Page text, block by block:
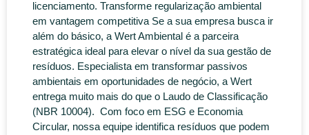
licenciamento. Transforme regularização ambiental
em vantagem competitiva Se a sua empresa busca ir
além do básico, a Wert Ambiental é a parceira
estratégica ideal para elevar o nível da sua gestão de
resíduos. Especialista em transformar passivos
ambientais em oportunidades de negócio, a Wert
entrega muito mais do que o Laudo de Classificação
(NBR 10004). Com foco em ESG e Economia
Circular, nossa equipe identifica resíduos que podem